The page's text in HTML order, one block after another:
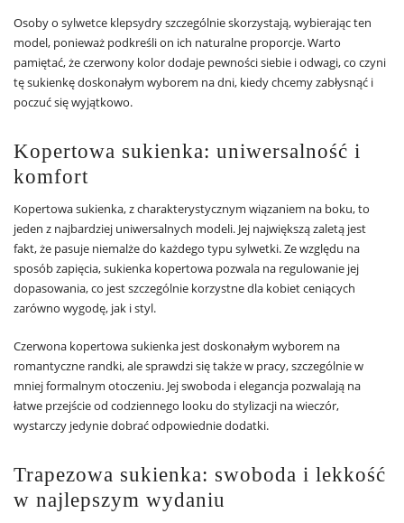
Osoby o sylwetce klepsydry szczególnie skorzystają, wybierając ten
model, ponieważ podkreśli on ich naturalne proporcje. Warto
pamiętać, że czerwony kolor dodaje pewności siebie i odwagi, co czyni
tę sukienkę doskonałym wyborem na dni, kiedy chcemy zabłysnąć i
poczuć się wyjątkowo.
Kopertowa sukienka: uniwersalność i
komfort
Kopertowa sukienka, z charakterystycznym wiązaniem na boku, to
jeden z najbardziej uniwersalnych modeli. Jej największą zaletą jest
fakt, że pasuje niemalże do każdego typu sylwetki. Ze względu na
sposób zapięcia, sukienka kopertowa pozwala na regulowanie jej
dopasowania, co jest szczególnie korzystne dla kobiet ceniących
zarówno wygodę, jak i styl.
Czerwona kopertowa sukienka jest doskonałym wyborem na
romantyczne randki, ale sprawdzi się także w pracy, szczególnie w
mniej formalnym otoczeniu. Jej swoboda i elegancja pozwalają na
łatwe przejście od codziennego looku do stylizacji na wieczór,
wystarczy jedynie dobrać odpowiednie dodatki.
Trapezowa sukienka: swoboda i lekkość
w najlepszym wydaniu